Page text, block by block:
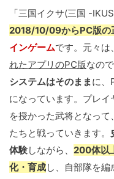
「三国イクサ(三国 -
2018/10/09からPC版の
インゲームです。元々は、
れたアプリのPC版なので
システムはそのままに、
になっています。プレ
を授かった武将となっ
たちと戦っていきます。
体験しながら、 200体以
化・育成し、自部隊を